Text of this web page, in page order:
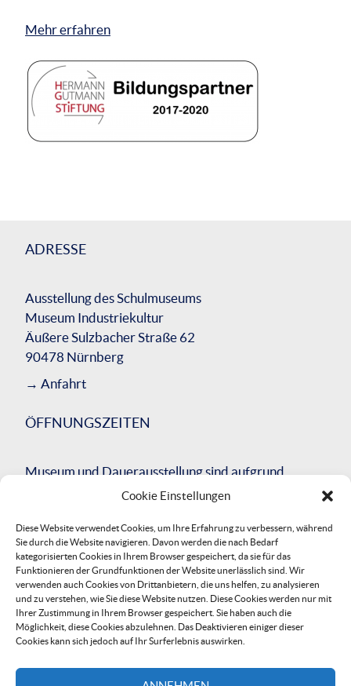
Cookie Einstellungen
Diese Website verwendet Cookies, um Ihre Erfahrung zu verbessern, während
Sie durch die Website navigieren. Davon werden die nach Bedarf
kategorisierten Cookies in Ihrem Browser gespeichert, da sie für das
Funktionieren der Grundfunktionen der Website unerlässlich sind. Wir
verwenden auch Cookies von Drittanbietern, die uns helfen, zu analysieren
und zu verstehen, wie Sie diese Website nutzen. Diese Cookies werden nur mit
Ihrer Zustimmung in Ihrem Browser gespeichert. Sie haben auch die
Möglichkeit, diese Cookies abzulehnen. Das Deaktivieren einiger dieser
Cookies kann sich jedoch auf Ihr Surferlebnis auswirken.
Mehr erfahren
ADRESSE
Ausstellung des Schulmuseums
Museum Industriekultur
Äußere Sulzbacher Straße 62
90478 Nürnberg
→ Anfahrt
ÖFFNUNGSZEITEN
Museum und Dauerausstellung sind aufgrund
einer umfassenden Bausanierung des
Wir werden Sie über die Neueröffnung
informieren.
→Preise / Buchung
KONTAKT
T +49 (0)911-530295574 (Mo–Fr: 9–17 Uhr)